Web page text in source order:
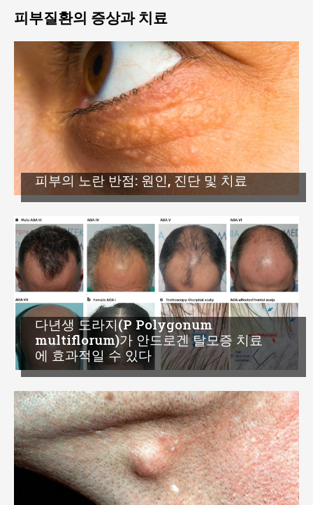
피부질환의 증상과 치료
피부의 노란 반점: 원인, 진단 및 치료
다년생 도라지(P Polygonum
multiflorum)가 안드로겐 탈모증 치료
에 효과적일 수 있다